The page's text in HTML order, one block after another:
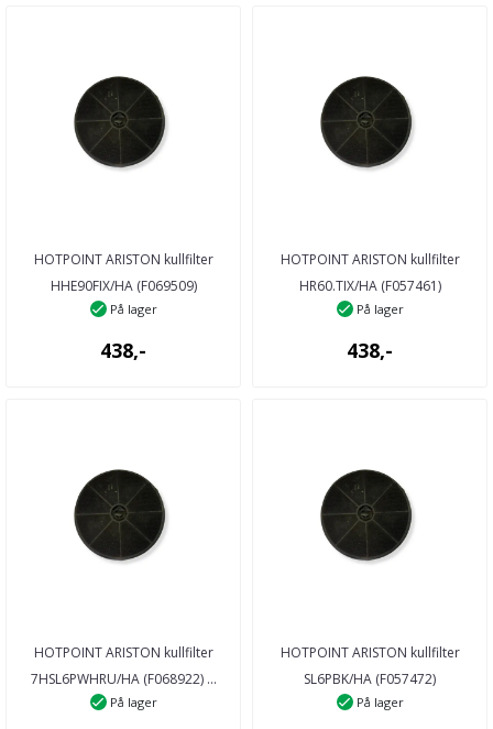
HOTPOINT ARISTON kullfilter
HHE90FIX/HA (F069509)
kjøkkenventilator
På lager
438,-
HOTPOINT ARISTON kullfilter
HR60.TIX/HA (F057461)
kjøkkenventilator
På lager
438,-
HOTPOINT ARISTON kullfilter
7HSL6PWHRU/HA (F068922) ...
På lager
HOTPOINT ARISTON kullfilter
SL6PBK/HA (F057472)
kjøkkenventilator
På lager